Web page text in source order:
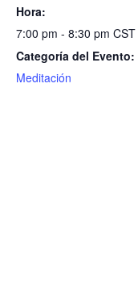
Hora:
7:00 pm - 8:30 pm CST
Categoría del Evento:
Meditación